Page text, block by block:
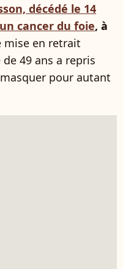
décédé le 14
cancer du foie, à
mise en retrait
49 ans a repris
pour autant